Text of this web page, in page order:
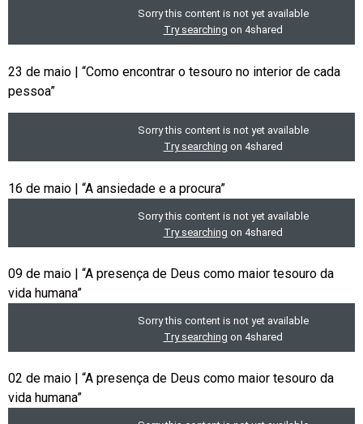
23 de maio | “Como encontrar o tesouro no interior de cada
pessoa”
16 de maio | “A ansiedade e a procura”
09 de maio | “A presença de Deus como maior tesouro da
vida humana”
02 de maio | “A presença de Deus como maior tesouro da
vida humana”